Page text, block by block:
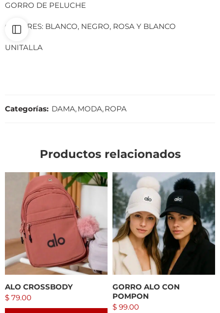
GORRO DE PELUCHE
COLORES: BLANCO, NEGRO, ROSA Y BLANCO
UNITALLA
Categorías: DAMA,MODA,ROPA
Productos relacionados
ALO CROSSBODY
$ 79.00
GORRO ALO CON
POMPON
$ 99.00